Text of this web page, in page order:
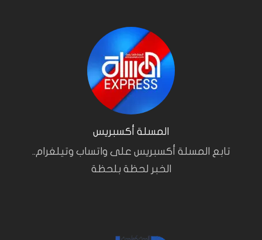
المسلة أكسبريس
تابع المسلة أكسبريس على واتساب وتيلغرام..
الخبر لحظة بلحظة